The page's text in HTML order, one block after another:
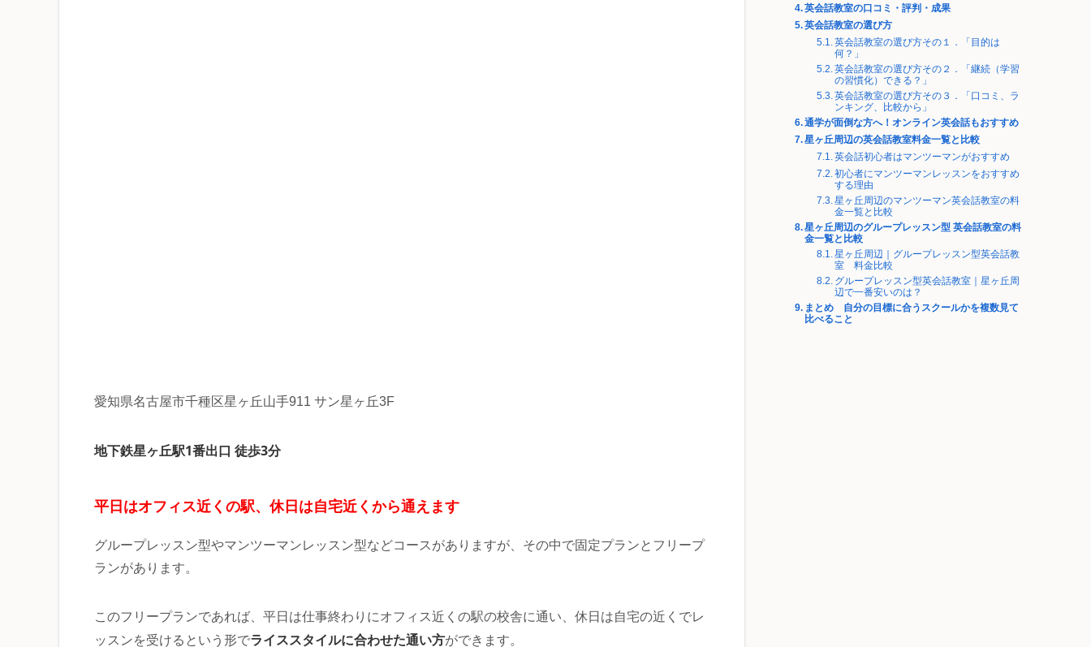
愛知県名古屋市千種区星ヶ丘山手911 サン星ヶ丘3F
地下鉄星ヶ丘駅1番出口 徒歩3分
平日はオフィス近くの駅、休日は自宅近くから通えます
グループレッスン型やマンツーマンレッスン型などコースがありますが、その中で固定プランとフリープ
ランがあります。
このフリープランであれば、平日は仕事終わりにオフィス近くの駅の校舎に通い、休日は自宅の近くでレ
ッスンを受けるという形でライススタイルに合わせた通い方ができます。
英会話教室の口コミ・評判・成果
英会話教室の選び方
英会話教室の選び方その１．「目的は
何？」
英会話教室の選び方その２．「継続（学習
の習慣化）できる？」
英会話教室の選び方その３．「口コミ、ラ
ンキング、比較から」
通学が面倒な方へ！オンライン英会話もおすすめ
星ヶ丘周辺の英会話教室料金一覧と比較
英会話初心者はマンツーマンがおすすめ
初心者にマンツーマンレッスンをおすすめ
する理由
星ヶ丘周辺のマンツーマン英会話教室の料
金一覧と比較
星ヶ丘周辺のグループレッスン型 英会話教室の料
金一覧と比較
星ヶ丘周辺｜グループレッスン型英会話教
室 料金比較
グループレッスン型英会話教室｜星ヶ丘周
辺で一番安いのは？
まとめ 自分の目標に合うスクールかを複数見て
比べること